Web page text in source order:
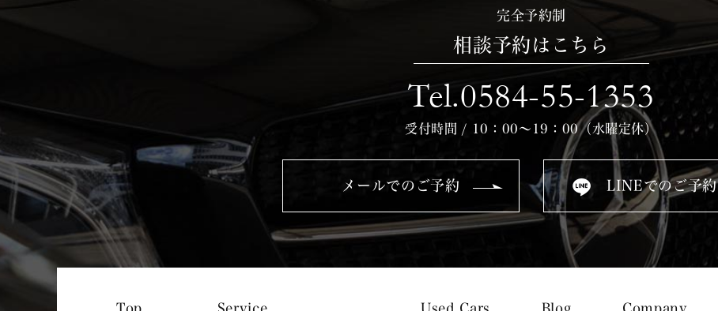
完全予約制
相談予約はこちら
Tel.0584-55-1353
受付時間 / 10：00～19：00（水曜定休）
メールでのご予約 LINEでのご予約
Service Used Cars Blog Company